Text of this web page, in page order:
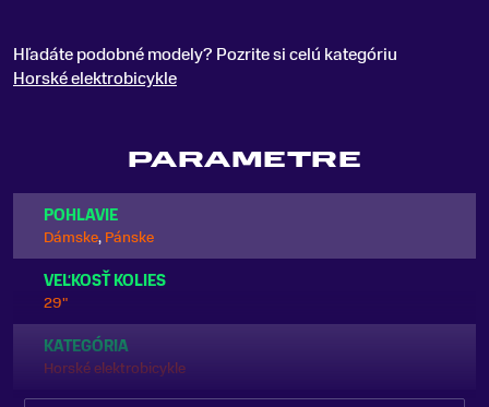
Hľadáte podobné modely? Pozrite si celú kategóriu
Horské elektrobicykle
PARAMETRE
POHLAVIE
Dámske, Pánske
VEĽKOSŤ KOLIES
29"
KATEGÓRIA
Horské elektrobicykle